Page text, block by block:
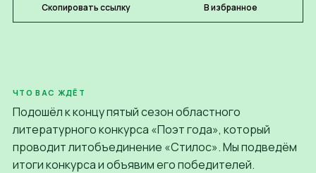
ЧТО ВАС ЖДЁТ
Подошёл к концу пятый сезон областного
литературного конкурса «Поэт года», который
проводит литобъединение «Стилос». Мы подведём
итоги конкурса и объявим его победителей.
Скопировать ссылку В избранное